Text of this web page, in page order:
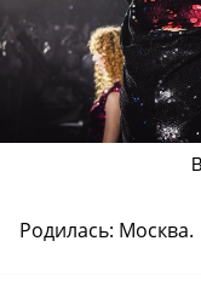
Родилась: Москва.